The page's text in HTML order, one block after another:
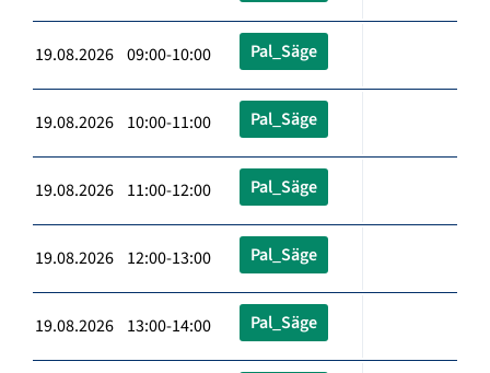
19.08.2026 09:00-10:00 Pal_Säge
19.08.2026 10:00-11:00 Pal_Säge
19.08.2026 11:00-12:00 Pal_Säge
19.08.2026 12:00-13:00 Pal_Säge
19.08.2026 13:00-14:00 Pal_Säge